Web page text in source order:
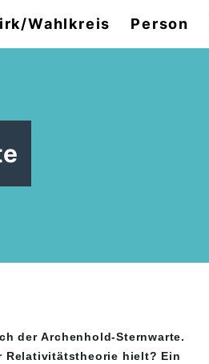
Wahlkreis Person
der Archenhold-Sternwarte.
Relativitätstheorie hielt? Ein